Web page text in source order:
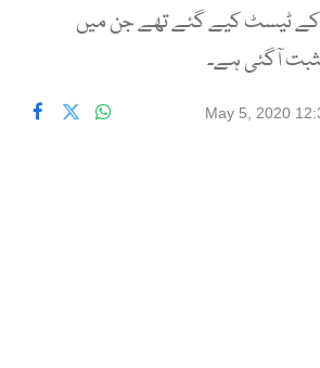
کے 68 افراد کے ٹیسٹ کیے گئے تھے جن میں
May 5, 2020